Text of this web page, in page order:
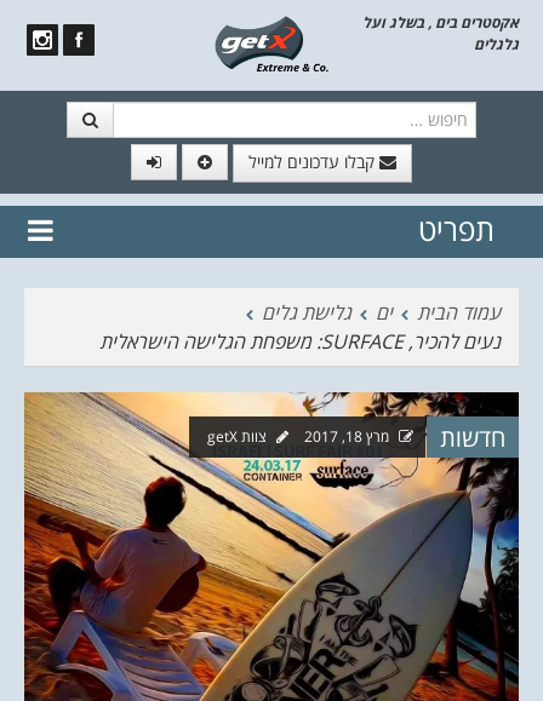
אקסטרים בים , בשלג ועל
גלגלים
קבלו עדכונים למייל
// הצטרף לרשימת תפוצה!
נשמח
תפריט
עמוד הבית
ים
גלישת גלים
נעים להכיר, SURFACE: משפחת הגלישה הישראלית
חדשות מרץ 18, 2017 צוות getX